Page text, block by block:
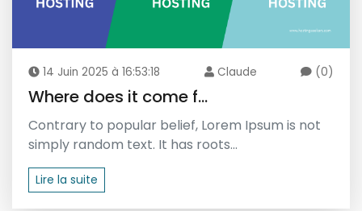
14 Juin 2025 à 16:53:18 Claude (0)
Where does it come f...
Contrary to popular belief, Lorem Ipsum is not
simply random text. It has roots...
Lire la suite